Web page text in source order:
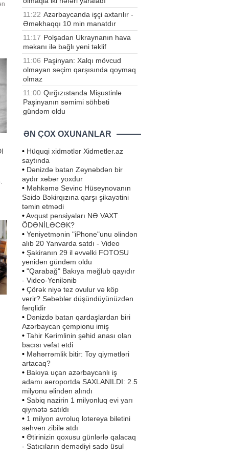
11:22 Azərbaycanda işçi axtarılır -
Əməkhaqqı 10 min manatdır
11:17 Polşadan Ukraynanın hava
məkanı ilə bağlı yeni təklif
11:06 Paşinyan: Xalqı mövcud
olmayan seçim qarşısında qoymaq
olmaz
11:00 Qırğızıstanda Mişustinlə
Paşinyanın səmimi söhbəti
gündəm oldu
ƏN ÇOX OXUNANLAR
• Hüquqi xidmətlər Xidmetler.az
saytında
• Dənizdə batan Zeynəbdən bir
aydır xəbər yoxdur
• Məhkəmə Sevinc Hüseynovanın
Səidə Bəkirqızına qarşı şikayətini
təmin etmədi
•Avqust pensiyaları NƏ VAXT
ÖDƏNİLƏCƏK?
• Yeniyetmənin "iPhone"unu əlindən
alıb 20 Yanvarda satdı - Video
• Şakiranın 29 il əvvəlki FOTOSU
yenidən gündəm oldu
• "Qarabağ" Bakıya məğlub qayıdır
- Video-Yenilənib
• Çörək niyə tez ovulur və köp
verir? Səbəblər düşündüyünüzdən
fərqlidir
• Dənizdə batan qardaşlardan biri
Azərbaycan çempionu imiş
• Tahir Kərimlinin şəhid anası olan
bacısı vəfat etdi
• Məhərrəmlik bitir: Toy qiymətləri
artacaq?
• Bakıya uçan azərbaycanlı iş
adamı aeroportda SAXLANILDI: 2.5
milyonu əlindən alındı
• Sabiq nazirin 1 milyonluq evi yarı
qiymətə satıldı
• 1 milyon avroluq lotereya biletini
səhvən zibilə atdı
• Ətirinizin qoxusu günlərlə qalacaq
- Satıcıların demədiyi sadə üsul